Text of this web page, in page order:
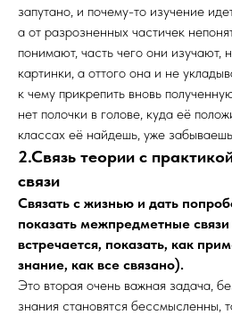
запутано, и почему-то изучение
а от разрозненных частичек
понимают, часть чего они изучают,
картинки, а оттого она и не
к чему прикрепить вновь
нет полочки в голове, куда её
классах её найдешь, уже
2.Связь теории с
связи
Связать с жизнью и дать
показать межпредметные связи
встречается, показать, как
знание, как все связано).
Это вторая очень важная задача,
знания становятся бессмысленны,